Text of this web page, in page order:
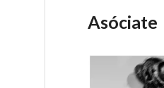
Asóciate